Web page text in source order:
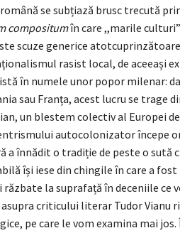
se subțiază brusc trecută
compositumîn care ,,marile
scuze generice
rasist local, de aceeași
în numele unor popor milenar:
sau Franța, acest lucru se trage
un blestem colectiv al Europei
autocolonizator începe
a înnădit o tradiție de peste o sută
își iese din chingile în care a
răzbate la suprafață în deceniile
criticului literar Tudor Vianu
pe care le vom examina mai